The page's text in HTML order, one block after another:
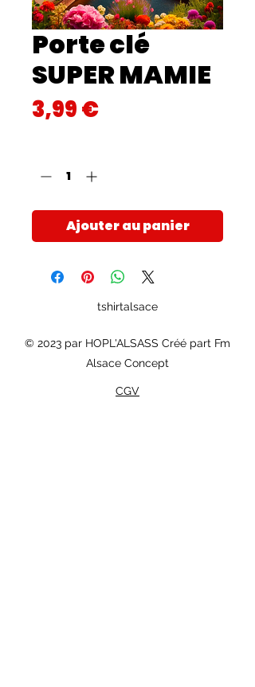
Porte clé
SUPER MAMIE
3,99 €Prix
Ajouter au panier
tshirtalsace
© 2023 par HOPL'ALSASS Créé part Fm
Alsace Concept
CGV